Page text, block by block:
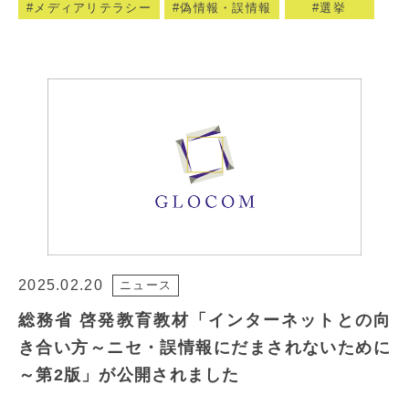
メディアリテラシー 偽情報・誤情報 選挙
2025.02.20 ニュース
総務省 啓発教育教材「インターネットとの向
き合い方～ニセ・誤情報にだまされないために
～第2版」が公開されました